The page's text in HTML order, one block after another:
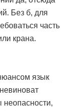
Без б, для
часть
крана.
язык